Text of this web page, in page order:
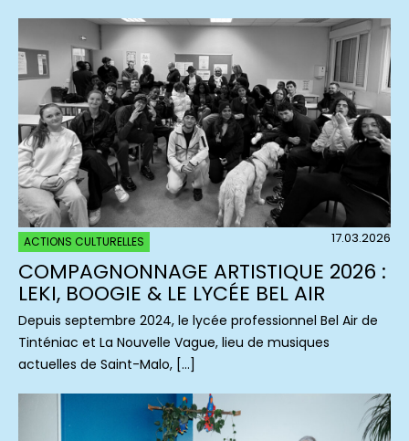
ACTIONS CULTURELLES 17.03.2026
COMPAGNONNAGE ARTISTIQUE 2026 :
LEKI, BOOGIE & LE LYCÉE BEL AIR
Depuis septembre 2024, le lycée professionnel Bel Air de
Tinténiac et La Nouvelle Vague, lieu de musiques
actuelles de Saint-Malo, […]